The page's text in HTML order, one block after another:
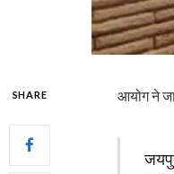
SHARE आयोग ने